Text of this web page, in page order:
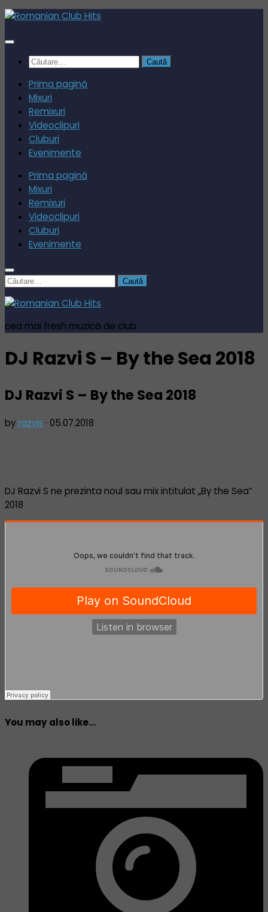
Skip
content
Caută
Prima pagină
Mixuri
Remixuri
Videoclipuri
Cluburi
Evenimente
Prima pagină
Mixuri
Remixuri
Videoclipuri
Cluburi
Evenimente
Caută
după:
cea mai fresh muzică de club
DJ Razvi S – By the Sea 2018
DJ Razvi S – By the Sea 2018
byrazvis · 05.07.2018
DJ Razvi S ne prezinta noul sau mix intitulat „By the Sea”
2018
You may also like...